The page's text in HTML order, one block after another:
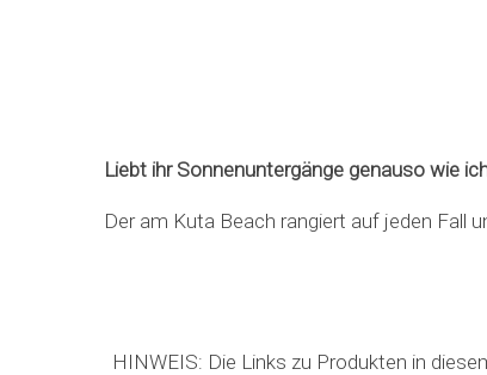
Liebt ihr Sonnenuntergänge genauso wie
Der am Kuta Beach rangiert auf jeden Fall
HINWEIS: Die Links zu Produkten in